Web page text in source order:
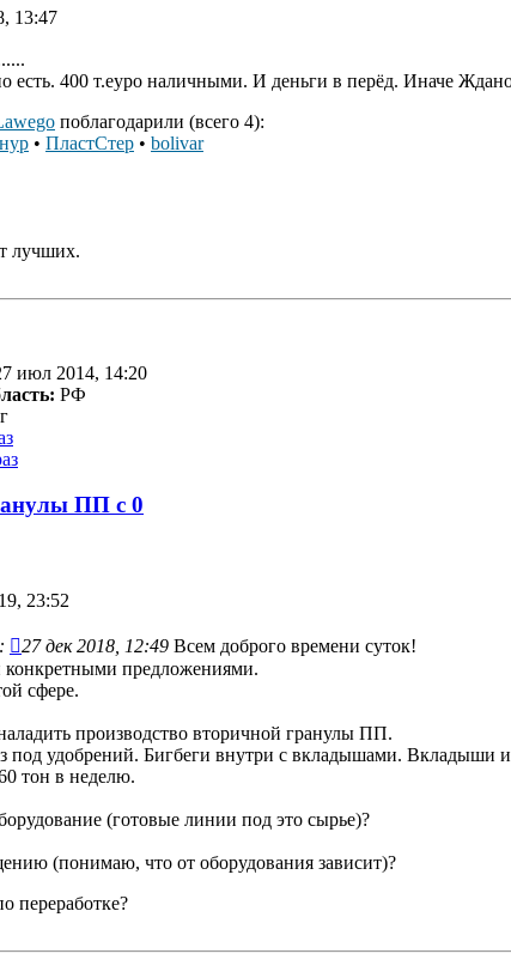
13:47
есть. 400 т.еуро наличными. И деньги в перёд. Иначе
поблагодарили (всего 4):
• ПластСтер • bolivar
лучших.
июл 2014, 14:20
РФ
ПП с 0
23:52
27 дек 2018, 12:49 Всем доброго времени суток!
конкретными предложениями.
сфере.
производство вторичной гранулы ПП.
под удобрений. Бигбеги внутри с вкладышами. Вкладыши
тон в неделю.
(готовые линии под это сырье)?
(понимаю, что от оборудования зависит)?
переработке?